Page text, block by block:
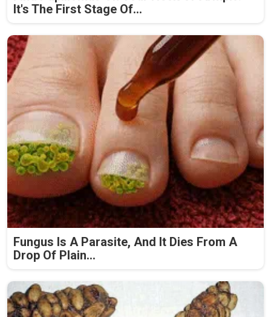
It's The First Stage Of...
Fungus Is A Parasite, And It Dies From A
Drop Of Plain...